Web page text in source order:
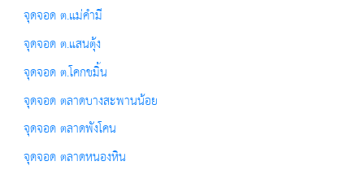
จุดจอด ต.แม่คำมี
จุดจอด ต.แสนตุ้ง
จุดจอด ต.โคกขมิ้น
จุดจอด ตลาดบางสะพานน้อย
จุดจอด ตลาดพังโคน
จุดจอด ตลาดหนองหิน